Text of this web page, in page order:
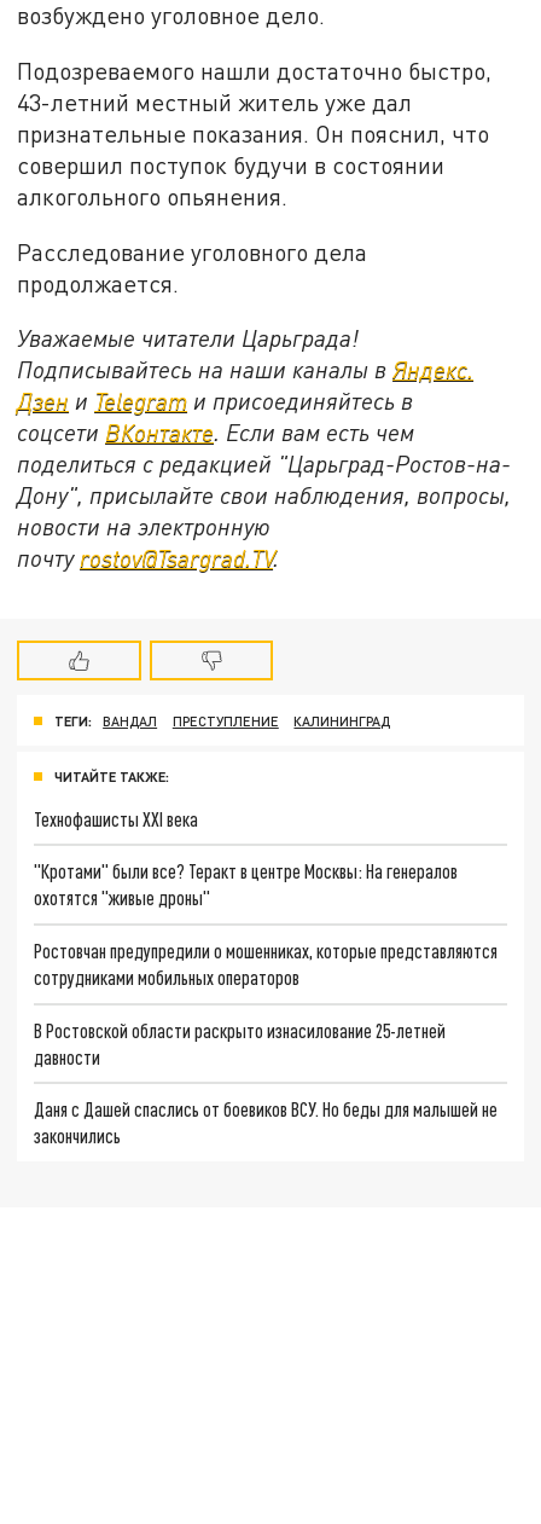
возбуждено уголовное дело.
Подозреваемого нашли достаточно быстро,
43-летний местный житель уже дал
признательные показания. Он пояснил, что
совершил поступок будучи в состоянии
алкогольного опьянения.
Расследование уголовного дела
продолжается.
Уважаемые читатели Царьграда!
Подписывайтесь на наши каналы вЯндекс.
Дзен и Telegram и присоединяйтесь в
соцсети ВКонтакте. Если вам есть чем
поделиться с редакцией "Царьград-Ростов-на-
Дону", присылайте свои наблюдения, вопросы,
новости на электронную
почту rostov@Tsargrad.ТV.
ТЕГИ: ВАНДАЛ ПРЕСТУПЛЕНИЕ КАЛИНИНГРАД
ЧИТАЙТЕ ТАКЖЕ:
Технофашисты XXI века
"Кротами" были все? Теракт в центре Москвы: На генералов
охотятся "живые дроны"
Ростовчан предупредили о мошенниках, которые представляются
сотрудниками мобильных операторов
В Ростовской области раскрыто изнасилование 25-летней
давности
Даня с Дашей спаслись от боевиков ВСУ. Но беды для малышей не
закончились